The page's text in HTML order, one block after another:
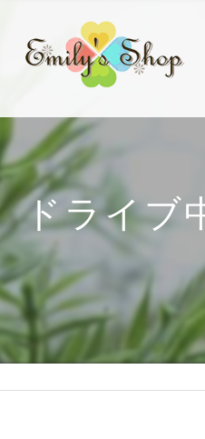
ドライブ